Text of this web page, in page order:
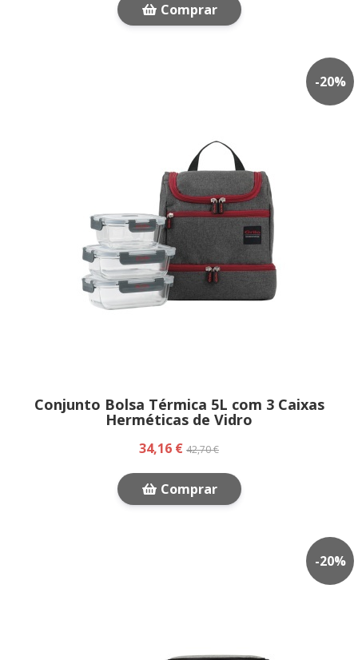
Comprar
-20%
Conjunto Bolsa Térmica 5L com 3 Caixas
Herméticas de Vidro
34,16 € 42,70 €
Comprar
-20%